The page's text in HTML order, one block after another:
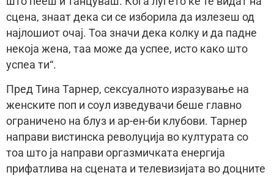
сцена, знаат дека си се изборила да излезеш од
најлошиот очај. Тоа значи дека колку и да падне
некоја жена, таа може да успее, исто како што
успеа ти“.
Пред Тина Тарнер, сексуалното изразување на
женските поп и соул изведувачи беше главно
ограничено на блуз и ар-ен-би клубови. Тарнер
направи вистинска револуција во културата со
тоа што ја направи оргазмичката енергија
прифатлива на сцената и телевизијата во доцните